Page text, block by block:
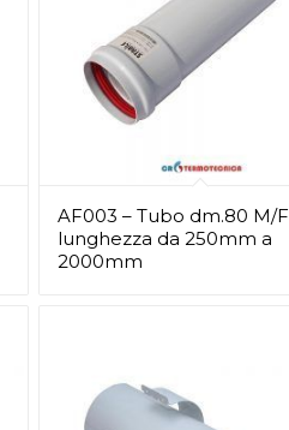
AF003 – Tubo dm.80 M/F
lunghezza da 250mm a
2000mm